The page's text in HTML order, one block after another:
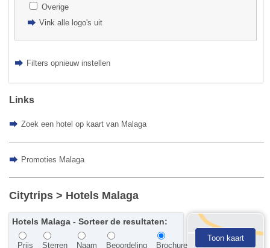
Overige
Vink alle logo's uit
Filters opnieuw instellen
Links
Zoek een hotel op kaart van Malaga
Promoties Malaga
Citytrips> Hotels Malaga
Hotels Malaga - Sorteer de resultaten:
Prijs Sterren Naam Beoordeling Brochure
Toon kaart